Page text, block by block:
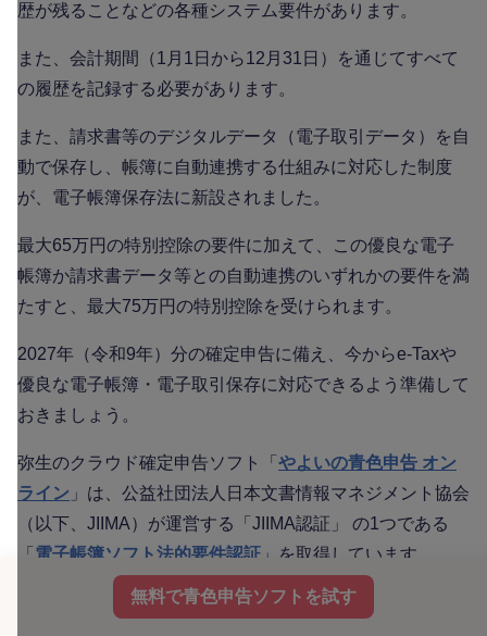
無料で青色申告ソフトを試す
歴が残ることなどの各種システム要件があります。
また、会計期間（1月1日から12月31日）を通じてすべて
の履歴を記録する必要があります。
また、請求書等のデジタルデータ（電子取引データ）を自
動で保存し、帳簿に自動連携する仕組みに対応した制度
が、電子帳簿保存法に新設されました。
最大65万円の特別控除の要件に加えて、この優良な電子
帳簿か請求書データ等との自動連携のいずれかの要件を満
たすと、最大75万円の特別控除を受けられます。
2027年（令和9年）分の確定申告に備え、今からe-Taxや
優良な電子帳簿・電子取引保存に対応できるよう準備して
おきましょう。
弥生のクラウド確定申告ソフト「 やよいの青色申告 オン
ライン 」は、公益社団法人日本文書情報マネジメント協会
（以下、JIIMA）が運営する「JIIMA認証」 の1つである
「 電子帳簿ソフト法的要件認証 」を取得しています。
（「電子帳簿ソフト法的要件認証（認証番号106800-0